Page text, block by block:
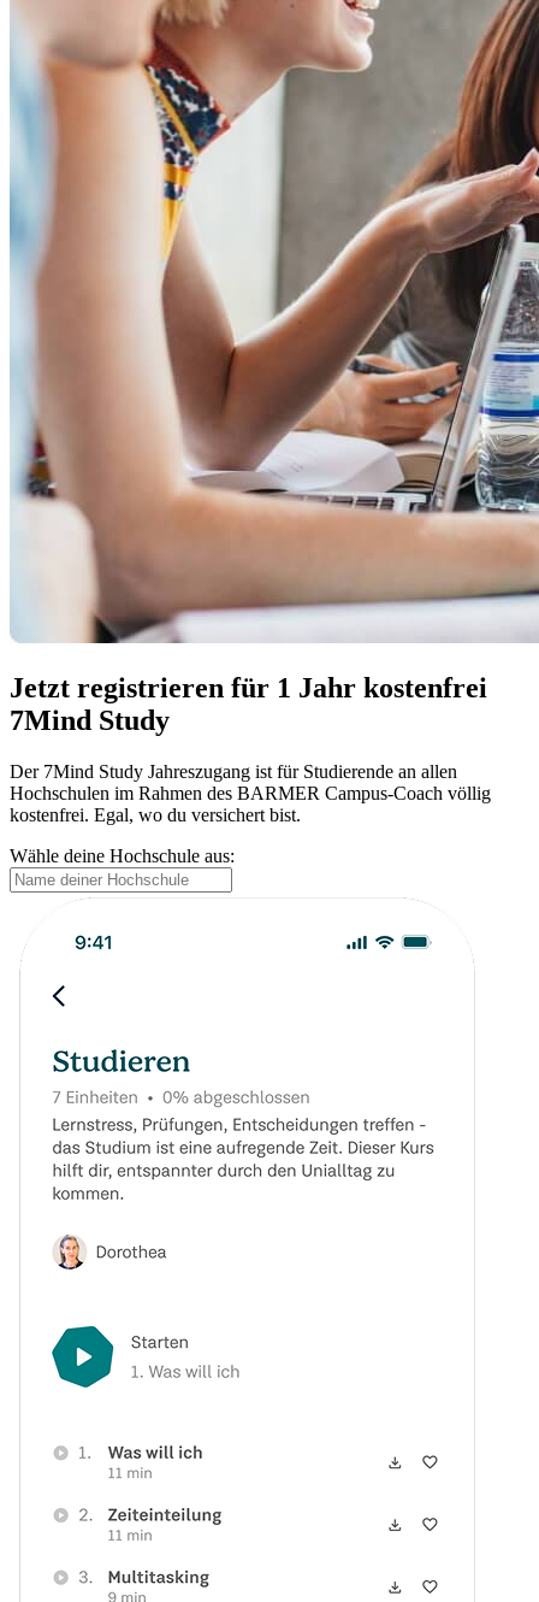
Jetzt registrieren für 1 Jahr kostenfrei
7Mind Study
Der 7Mind Study Jahreszugang ist für Studierende an allen
Hochschulen im Rahmen des BARMER Campus-Coach völlig
kostenfrei. Egal, wo du versichert bist.
Wähle deine Hochschule aus: